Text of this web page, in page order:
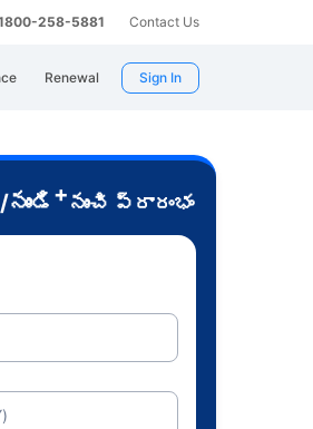
258-5881 Contact Us
Renewal Sign In
/నుండి +నుంచి ప్రారంభం